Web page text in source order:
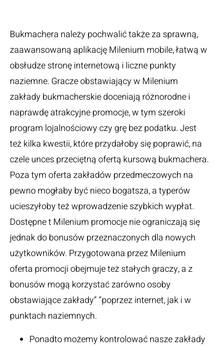
Bukmachera należy pochwalić także za sprawną,
zaawansowaną aplikację Milenium mobile, łatwą w
obsłudze stronę internetową i liczne punkty
naziemne. Gracze obstawiający w Milenium
zakłady bukmacherskie doceniają różnorodne i
naprawdę atrakcyjne promocje, w tym szeroki
program lojalnościowy czy grę bez podatku. Jest
też kilka kwestii, które przydałoby się poprawić, na
czele unces przeciętną ofertą kursową bukmachera.
Poza tym oferta zakładów przedmeczowych na
pewno mogłaby być nieco bogatsza, a typerów
ucieszyłoby też wprowadzenie szybkich wypłat.
Dostępne t Milenium promocje nie ograniczają się
jednak do bonusów przeznaczonych dla nowych
użytkowników. Przygotowana przez Milenium
oferta promocji obejmuje też stałych graczy, a z
bonusów mogą korzystać zarówno osoby
obstawiające zakłady” “poprzez internet, jak i w
punktach naziemnych.
Ponadto możemy kontrolować nasze zakłady